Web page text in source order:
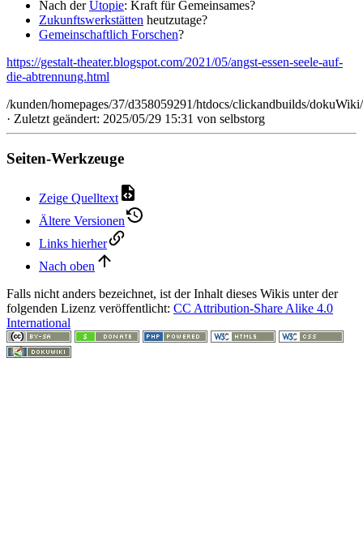
Nach derUtopie: Kraft für Gemeinsames?
Zukunftswerkstätten heutzutage?
Gemeinschaftlich Forschen?
https://gestalt-theater.blogspot.com/2021/05/angst-essen-seele-auf-
die-abtrennung.html
/kunden/homepages/37/d358059291/htdocs/clickandbuilds/
· Zuletzt geändert: 2025/05/29 15:31 von selbstorg
Seiten-Werkzeuge
Zeige Quelltext
Ältere Versionen
Links hierher
Nach oben
Falls nicht anders bezeichnet, ist der Inhalt dieses Wikis unter der
folgenden Lizenz veröffentlicht: CC Attribution-Share Alike 4.0
International